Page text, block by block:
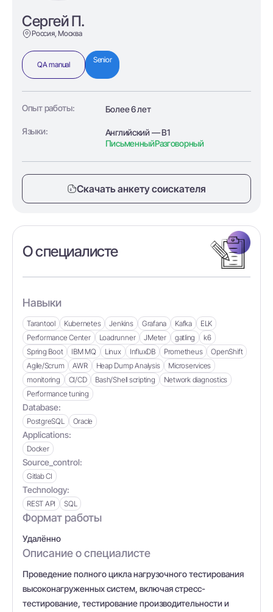
Сергей П.
Россия, Москва
QA manual
Senior
Опыт работы: Более 6 лет
Языки:
Английский — B1
ПисьменныйРазговорный
Скачать анкету соискателя
О специалисте
Навыки
Tarantool Kubernetes Jenkins Grafana Kafka
ELK
Performance Center
Loadrunner JMeter gatling
k6
Spring Boot
IBM MQ Linux InfluxDB Prometheus
OpenShift
Agile/Scrum
AWR Heap Dump Analysis
Microservices
monitoring
CI/CD Bash/Shell scripting
Network diagnostics
Performance tuning
Database:
PostgreSQL Oracle
Applications:
Docker
Source_control:
Gitlab CI
Technology:
REST API SQL
Формат работы
Удалённо
Описание о специалисте
Проведение полного цикла нагрузочного тестирования
высоконагруженных систем, включая стресс-
тестирование, тестирование производительности и